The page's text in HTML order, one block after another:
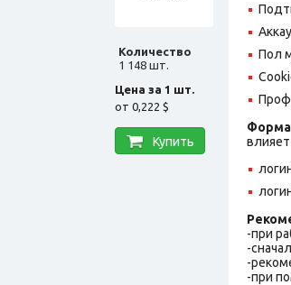
Количество
1 148 шт.
Цена за 1 шт.
от 0,222 $
Купить
Пол
влияет
-при
-
-
-при